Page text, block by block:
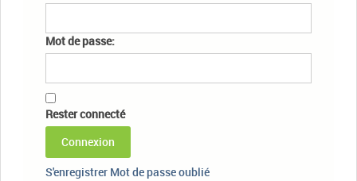
Mot de passe:
Rester connecté
Connexion
S'enregistrer Mot de passe oublié